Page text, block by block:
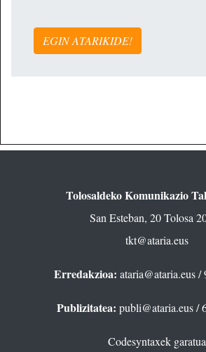
EGIN ATARIKIDE!
Tolosaldeko Komunikazio
San Esteban, 20 Tolosa
tkt@ataria.eus
Erredakzioa: ataria@ataria.eus/
Publizitatea: publi@ataria.eus/
Codesyntaxek garatua